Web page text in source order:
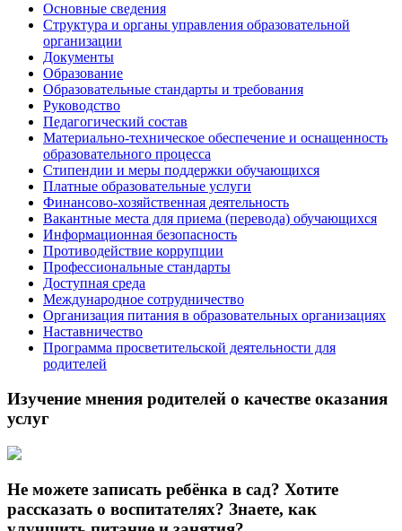
Основные сведения
Структура и органы управления образовательной
организации
Документы
Образование
Образовательные стандарты и требования
Руководство
Педагогический состав
Материально-техническое обеспечение и оснащенность
образовательного процесса
Стипендии и меры поддержки обучающихся
Платные образовательные услуги
Финансово-хозяйственная деятельность
Вакантные места для приема (перевода) обучающихся
Информационная безопасность
Противодействие коррупции
Профессиональные стандарты
Доступная среда
Международное сотрудничество
Организация питания в образовательных организациях
Наставничество
Программа просветительской деятельности для
родителей
Изучение мнения родителей о качестве оказания
услуг
Не можете записать ребёнка в сад? Хотите
рассказать о воспитателях? Знаете, как